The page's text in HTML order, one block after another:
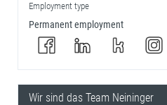
Employment type
Permanent employment
Wir sind das Team Neininger